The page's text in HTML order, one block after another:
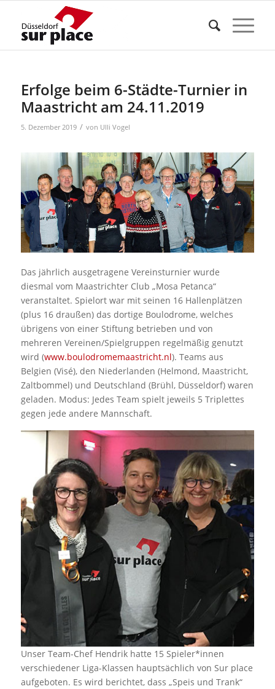
Erfolge beim 6-Städte-Turnier in
Maastricht am 24.11.2019
5. Dezember 2019 / von Ulli Vogel
Das jährlich ausgetragene Vereinsturnier wurde
diesmal vom Maastrichter Club „Mosa Petanca“
veranstaltet. Spielort war mit seinen 16 Hallenplätzen
(plus 16 draußen) das dortige Boulodrome, welches
übrigens von einer Stiftung betrieben und von
mehreren Vereinen/Spielgruppen regelmäßig genutzt
wird (www.boulodromemaastricht.nl). Teams aus
Belgien (Visé), den Niederlanden (Helmond, Maastricht,
Zaltbommel) und Deutschland (Brühl, Düsseldorf) waren
geladen. Modus: Jedes Team spielt jeweils 5 Triplettes
gegen jede andere Mannschaft.
Unser Team-Chef Hendrik hatte 15 Spieler*innen
verschiedener Liga-Klassen hauptsächlich von Sur place
aufgeboten. Es wird berichtet, dass „Speis und Trank“